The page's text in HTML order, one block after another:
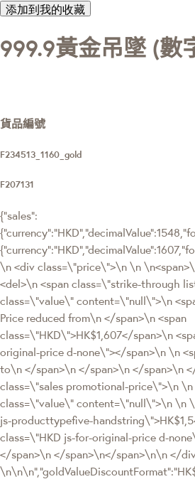
添加到我的收藏
999.9黃金吊墜 (數
貨品編號
F234513_1160_gold
F207131
{"sales":
\n <div class=\"price\">\n \n
<del>\n <span class=\"strike-through
class=\"value\" content=\"null\">\n
Price reduced from\n </span>\n <span
class=\"HKD\">HK$1,607</span>\n
original-price d-none\"></span>\n \n
to\n </span>\n </span>\n </span>\n
class=\"sales promotional-price\">\n
class=\"value\" content=\"null\">\n \n
js-producttypefive-
class=\"HKD js-for-original-price d-
</span>\n </span>\n</span>\n\n </